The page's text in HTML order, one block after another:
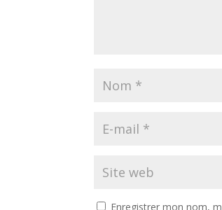
Enregistrer mon nom,